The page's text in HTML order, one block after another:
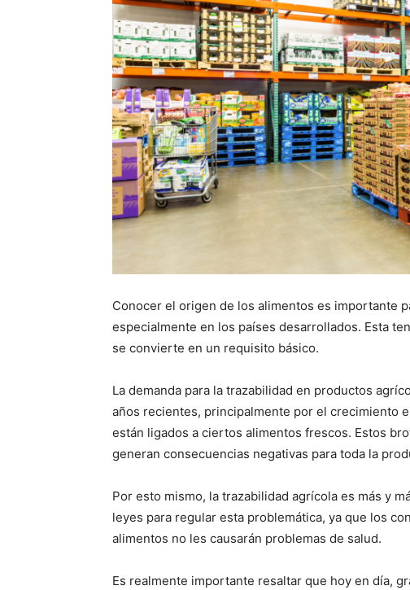
Conocer el origen de los alimentos es importante
especialmente en los países desarrollados. Esta
se convierte en un requisito básico.
La demanda para la trazabilidad en productos
años recientes, principalmente por el crecimiento
están ligados a ciertos alimentos frescos. Estos
generan consecuencias negativas para toda la
Por esto mismo, la trazabilidad agrícola es más y
leyes para regular esta problemática, ya que los
alimentos no les causarán problemas de salud.
Es realmente importante resaltar que hoy en día,